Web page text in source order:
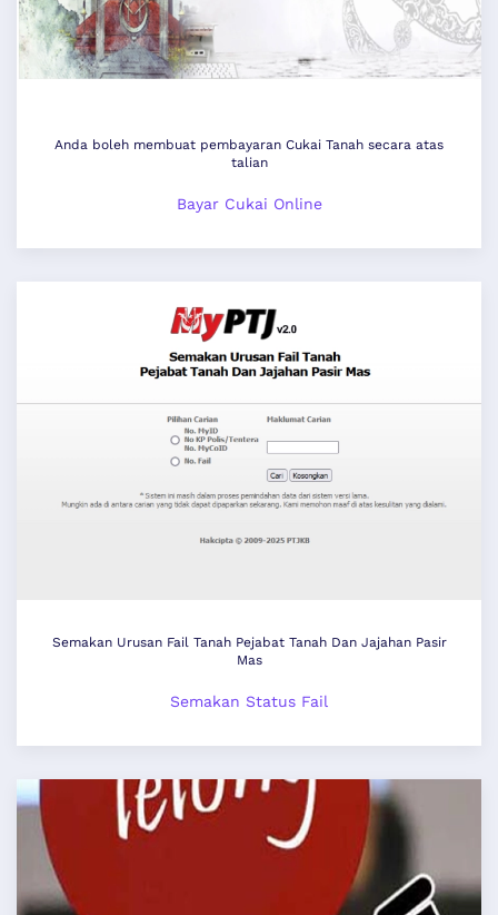
Anda boleh membuat pembayaran Cukai Tanah secara atas
talian
Bayar Cukai Online
Semakan Urusan Fail Tanah Pejabat Tanah Dan Jajahan Pasir
Mas
Semakan Status Fail